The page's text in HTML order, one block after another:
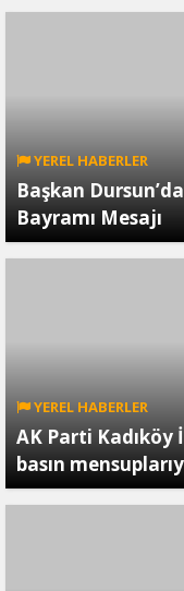
YEREL HABERLER
Başkan
Bayramı Mesajı
YEREL HABERLER
AK Parti Kadıköy
basın